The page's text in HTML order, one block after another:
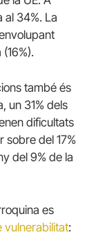
al 34%. La
també és
un 31% dels
dificultats
sobre del 17%
del 9% de la
es
vulnerabilitat: